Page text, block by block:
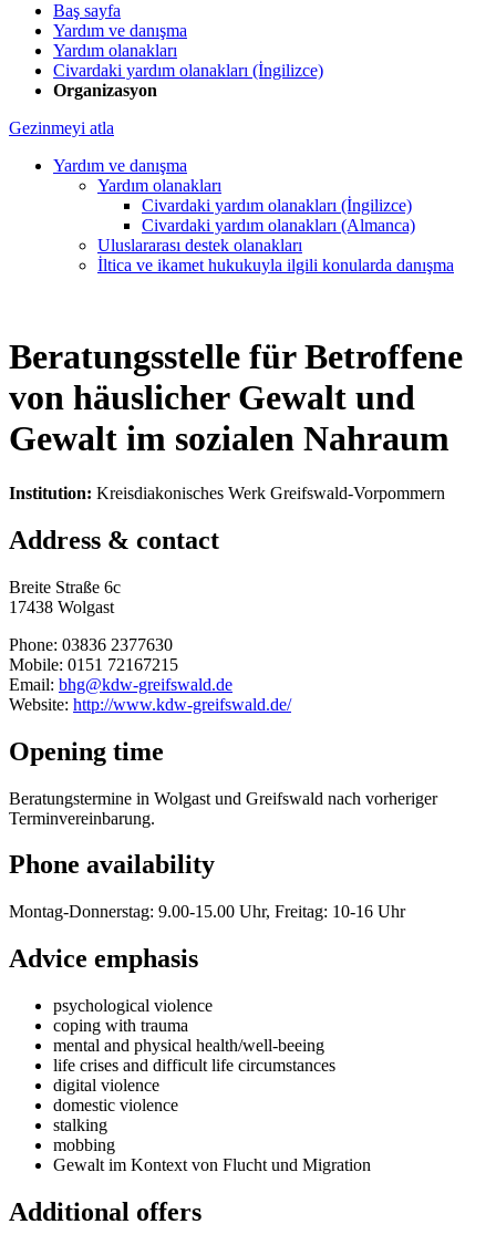
Baş sayfa
Yardım ve danışma
Yardım olanakları
Civardaki yardım olanakları (İngilizce)
Organizasyon
Gezinmeyi atla
Yardım ve danışma
Yardım olanakları
Civardaki yardım olanakları (İngilizce)
Civardaki yardım olanakları (Almanca)
Uluslararası destek olanakları
İltica ve ikamet hukukuyla ilgili konularda danışma
Beratungsstelle für Betroffene
von häuslicher Gewalt und
Gewalt im sozialen Nahraum
Institution: Kreisdiakonisches Werk Greifswald-Vorpommern
Address & contact
Breite Straße 6c
17438 Wolgast
Phone: 03836 2377630
Mobile: 0151 72167215
Email: bhg@kdw-greifswald.de
Website: http://www.kdw-greifswald.de/
Opening time
Beratungstermine in Wolgast und Greifswald nach vorheriger
Terminvereinbarung.
Phone availability
Montag-Donnerstag: 9.00-15.00 Uhr, Freitag: 10-16 Uhr
Advice emphasis
psychological violence
coping with trauma
mental and physical health/well-beeing
life crises and difficult life circumstances
digital violence
domestic violence
stalking
mobbing
Gewalt im Kontext von Flucht und Migration
Additional offers